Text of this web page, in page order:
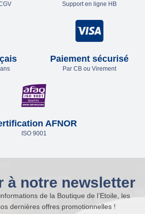
Support en ligne HB
Paiement sécurisé
Par CB ou Virement
AFNOR
ISO 9001
à notre newsletter
de la Boutique de l’Etoile, les
dernières offres promotionnelles !